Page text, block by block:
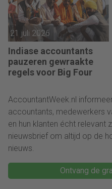
21 juli 2026
Indiase accountants
pauzeren gewraakte
regels voor Big Four
AccountantWeek.nl
accountants, medewerkers
en hun klanten écht relevant
nieuwsbrief om altijd op de
nieuws.
Ontvang de